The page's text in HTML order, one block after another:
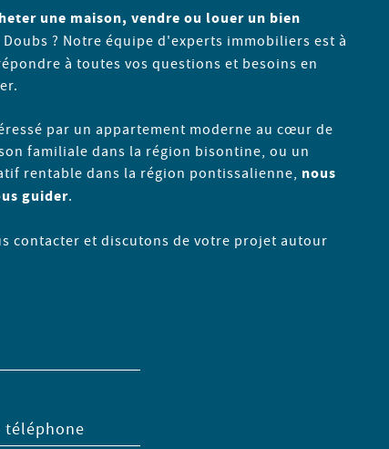
une maison, vendre ou louer un bien
Doubs ? Notre équipe d'experts immobiliers est à
à toutes vos questions et besoins en
par un appartement moderne au cœur de
familiale dans la région bisontine, ou un
rentable dans la région pontissalienne, nous
guider.
contacter et discutons de votre projet autour
téléphone